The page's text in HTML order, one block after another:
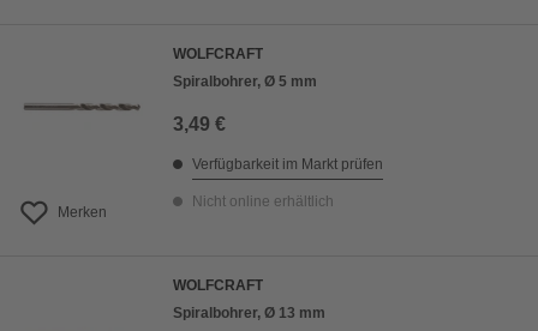
Merken
WOLFCRAFT
Spiralbohrer, Ø 5 mm
3,49 €
Verfügbarkeit im Markt prüfen
Nicht online erhältlich
WOLFCRAFT
Spiralbohrer, Ø 13 mm